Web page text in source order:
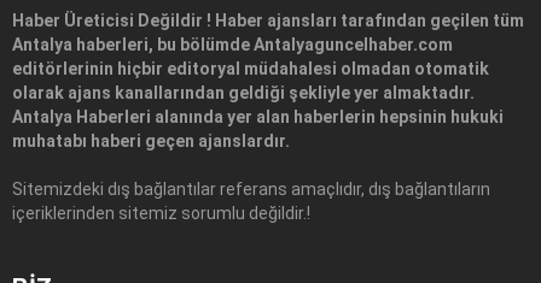
Haber Üreticisi Değildir ! Haber ajansları tarafından geçilen tüm
Antalya haberleri, bu bölümde Antalyaguncelhaber.com
editörlerinin hiçbir editoryal müdahalesi olmadan otomatik
olarak ajans kanallarından geldiği şekliyle yer almaktadır.
Antalya Haberleri alanında yer alan haberlerin hepsinin hukuki
muhatabı haberi geçen ajanslardır.
Sitemizdeki dış bağlantılar referans amaçlıdır, dış bağlantıların
içeriklerinden sitemiz sorumlu değildir.!